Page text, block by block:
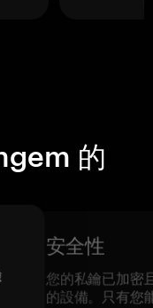
的
安全性
您的私鑰已加密
的設備。只有您